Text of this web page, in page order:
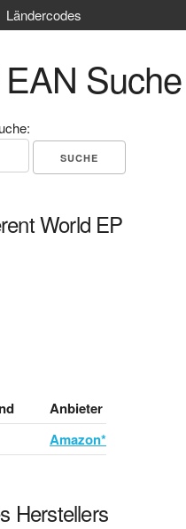
Ländercodes
Suche
World EP
Anbieter
Amazon*
Herstellers